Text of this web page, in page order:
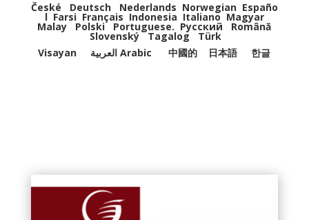
České Deutsch Nederlands Norwegian Españo
l Farsi Français Indonesia Italiano Magyar
Malay Polski Portuguese. Pусский Română
Slovenský Tagalog
Türk
Visayan
العربية Arabic 中國的 日本語 한글